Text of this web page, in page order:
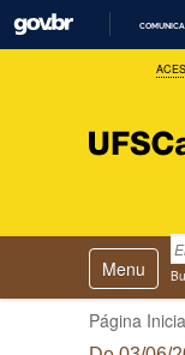
v
Toggle
Página